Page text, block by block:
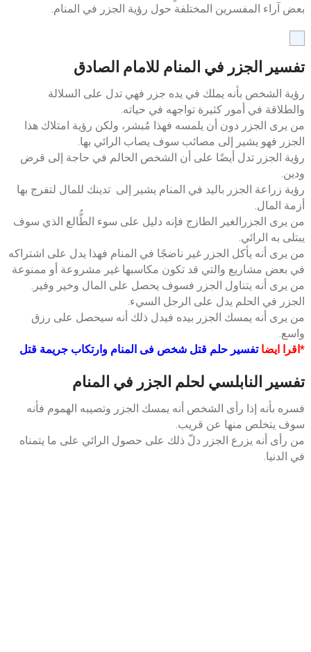
بعض آراء المفسرين المختلفة حول رؤية الجزر في المنام.
تفسير الجزر في المنام للامام الصادق
رؤية الشخص بأنه يملك في يده جزر فهي تدل على السلالة
والطلاقة في أمور كثيرة تواجهه في حياته.
من يرى الجزر دون أن يلمسه فهذا مُبشر، ولكن رؤية امتلاك هذا
الجزر فهو يشير إلى مصائب سوف يصاب الرائي بها.
رؤية الجزر تدل أيضًا على أن الشخص الحالم في حاجة إلى قرض
ودين.
رؤية زراعة الجزر باليد في المنام يشير إلى تدينك للمال لتفرج بها
أزمة المال.
من يرى الجزرالغير الطازج فإنه دليل على سوء الطُّالع الذي سوف
يبتلى به الرائي.
من يرى أنه يأكل الجزر غير ناضجًا في المنام فهذا يدل على اشتراكه
في بعض مشاريع والتي قد تكون مكاسبها غير مشروعة أو ممنوعة
من يرى أنه يتناول الجزر فسوف يحصل على المال وخير وفير.
الجزر في الحلم يدل على الرجل السيء.
من يرى أنه يمسك الجزر بيده فيدل ذلك أنه سيحصل على رزق
واسع.
*اقرا ايضاتفسير حلم قتل شخص فى المنام وارتكاب جريمة قتل
تفسير النابلسي لحلم الجزر في المنام
فسره بأنه إذا رأى الشخص أنه يمسك الجزر وتصيبه الهموم فأنه
سوف يتخلص منها عن قريب.
من رأى أنه يزرع الجزر دلّ ذلك على حصول الرائي على ما يتمناه
في الدنيا.